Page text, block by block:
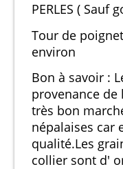
PERLES (
Tour de
environ
Bon à savoir :
provenance de
très bon
népalaises car
qualité.Les
collier sont d'